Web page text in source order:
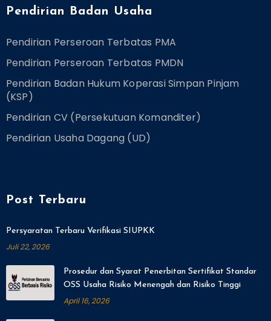
Pendirian Badan Usaha
Pendirian Perseroan Terbatas PMA
Pendirian Perseroan Terbatas PMDN
Pendirian Badan Hukum Koperasi Simpan Pinjam
(KSP)
Pendirian CV (Persekutuan Komanditer)
Pendirian Usaha Dagang (UD)
Post Terbaru
Persyaratan Terbaru Verifikasi SIUPKK
Juli 22, 2026
Prosedur dan Syarat Penerbitan Sertifikat Standar
OSS Usaha Risiko Menengah dan Risiko Tinggi
April 16, 2026